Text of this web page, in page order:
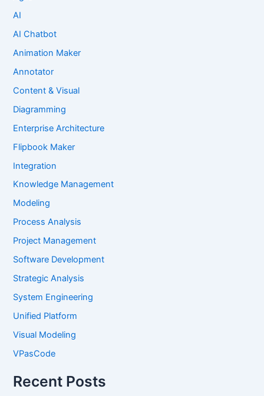
AI
AI Chatbot
Animation Maker
Annotator
Content & Visual
Diagramming
Enterprise Architecture
Flipbook Maker
Integration
Knowledge Management
Modeling
Process Analysis
Project Management
Software Development
Strategic Analysis
System Engineering
Unified Platform
Visual Modeling
VPasCode
Recent Posts